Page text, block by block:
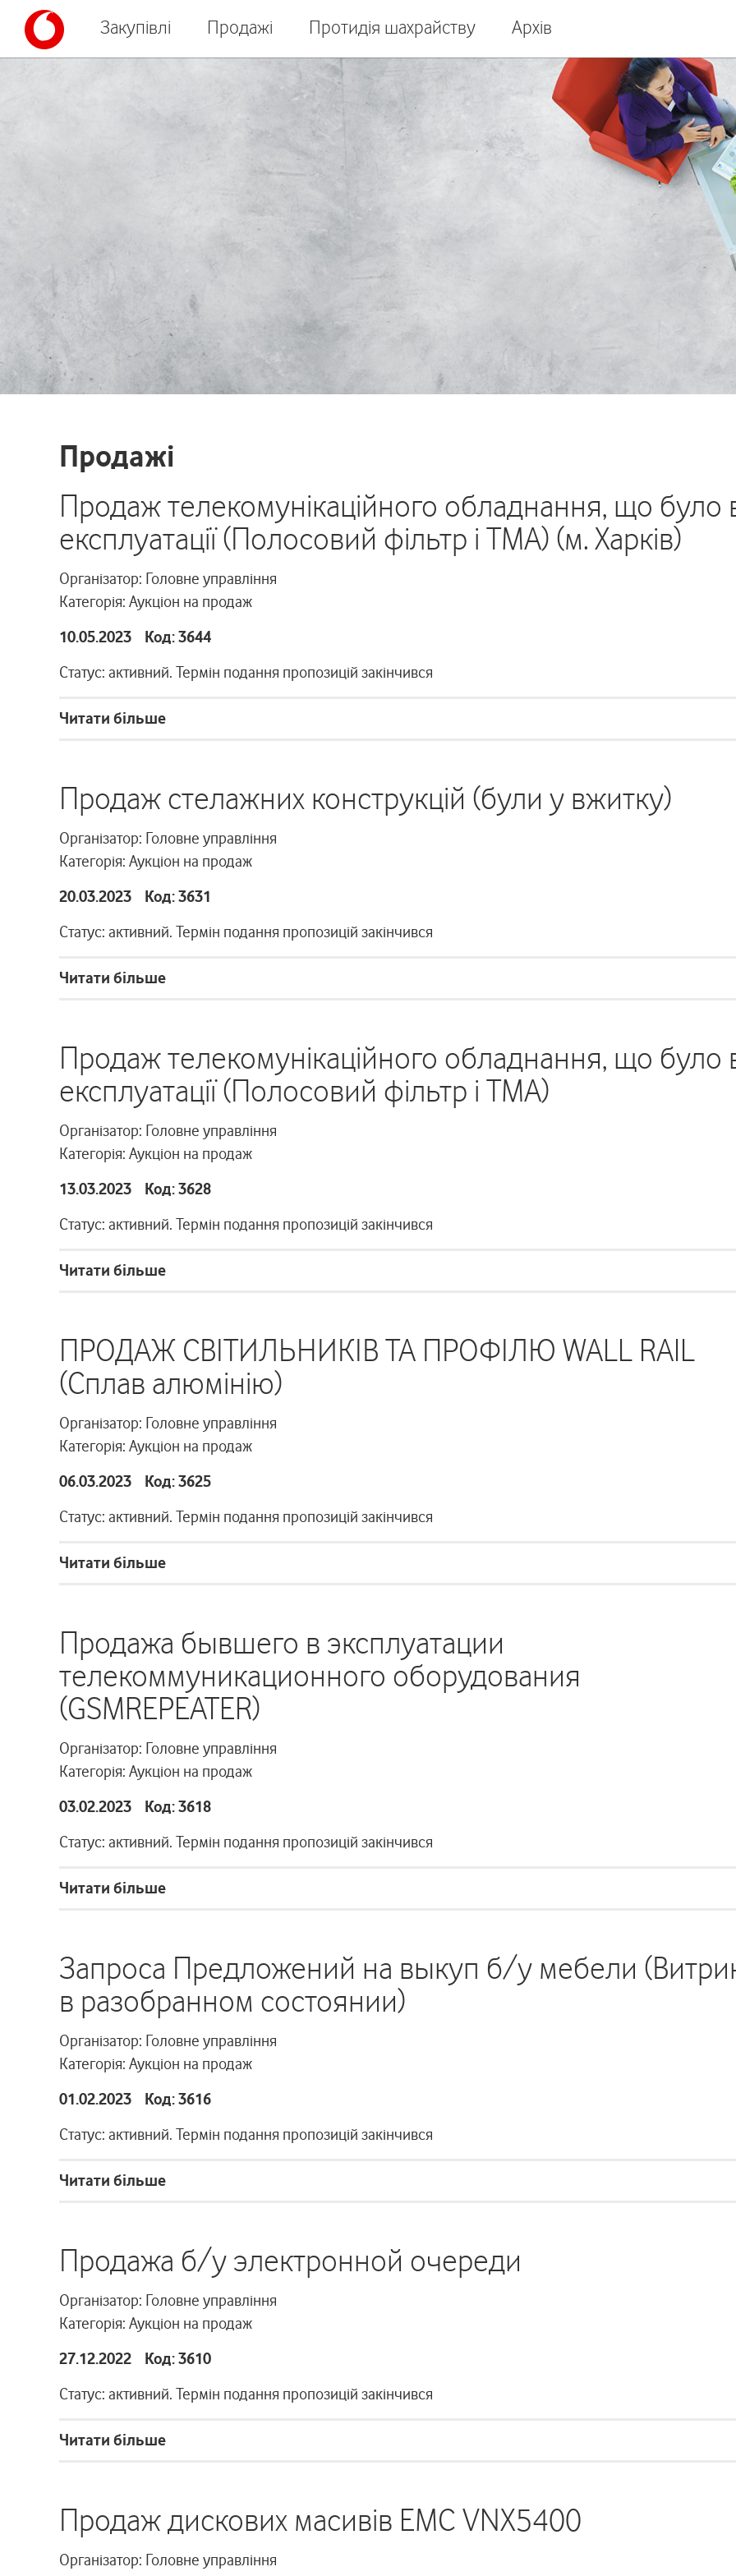
Закупівлі Продажі Протидія шахрайству Архів
Продажі
Продаж телекомунікаційного обладнання, що було
експлуатації (Полосовий фільтр і ТМА) (м. Харків)
Організатор: Головне управління
Категорія: Аукціон на продаж
10.05.2023 Код: 3644
Статус: активний. Термін подання пропозицій закінчився
Читати більше
Продаж стелажних конструкцій (були у вжитку)
Організатор: Головне управління
Категорія: Аукціон на продаж
20.03.2023 Код: 3631
Статус: активний. Термін подання пропозицій закінчився
Читати більше
Продаж телекомунікаційного обладнання, що було
експлуатації (Полосовий фільтр і ТМА)
Організатор: Головне управління
Категорія: Аукціон на продаж
13.03.2023 Код: 3628
Статус: активний. Термін подання пропозицій закінчився
Читати більше
ПРОДАЖ СВІТИЛЬНИКІВ ТА ПРОФІЛЮ WALL RAIL
(Сплав алюмінію)
Організатор: Головне управління
Категорія: Аукціон на продаж
06.03.2023 Код: 3625
Статус: активний. Термін подання пропозицій закінчився
Читати більше
Продажа бывшего в эксплуатации
телекоммуникационного оборудования
(GSMREPEATER)
Організатор: Головне управління
Категорія: Аукціон на продаж
03.02.2023 Код: 3618
Статус: активний. Термін подання пропозицій закінчився
Читати більше
Запроса Предложений на выкуп б/у мебели
в разобранном состоянии)
Організатор: Головне управління
Категорія: Аукціон на продаж
01.02.2023 Код: 3616
Статус: активний. Термін подання пропозицій закінчився
Читати більше
Продажа б/у электронной очереди
Організатор: Головне управління
Категорія: Аукціон на продаж
27.12.2022 Код: 3610
Статус: активний. Термін подання пропозицій закінчився
Читати більше
Продаж дискових масивів EMC VNX5400
Організатор: Головне управління